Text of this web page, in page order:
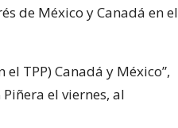
de México y Canadá en el
TPP) Canadá y México”,
el viernes, al